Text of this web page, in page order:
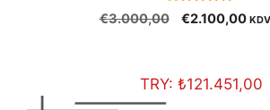
5.00
out of 5
€3.000,00
Orijinal
€2.100,00Şu
TRY: ₺121.451,00